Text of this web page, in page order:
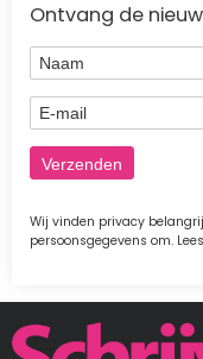
Ontvang de
Naam
E-mail
Wij vinden privacy
persoonsgegevens om.
Afbeelding